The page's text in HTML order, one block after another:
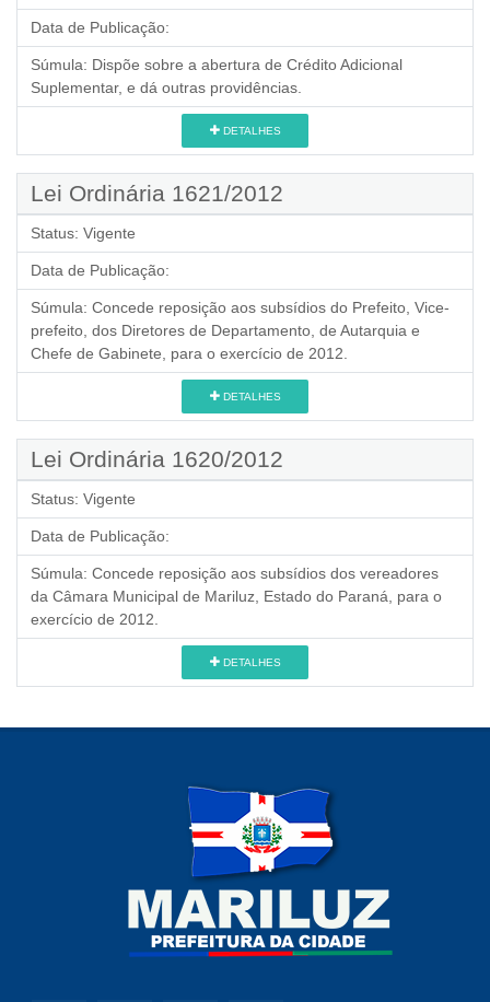
Data de Publicação:
Súmula: Dispõe sobre a abertura de Crédito Adicional
Suplementar, e dá outras providências.
DETALHES
Lei Ordinária 1621/2012
Status: Vigente
Data de Publicação:
Súmula: Concede reposição aos subsídios do Prefeito, Vice-
prefeito, dos Diretores de Departamento, de Autarquia e
Chefe de Gabinete, para o exercício de 2012.
DETALHES
Lei Ordinária 1620/2012
Status: Vigente
Data de Publicação:
Súmula: Concede reposição aos subsídios dos vereadores
da Câmara Municipal de Mariluz, Estado do Paraná, para o
exercício de 2012.
DETALHES